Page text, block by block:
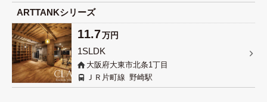
ARTTANKシリーズ
11.7万円
1SLDK
大阪府大東市北条1丁目
ＪＲ片町線 野崎駅